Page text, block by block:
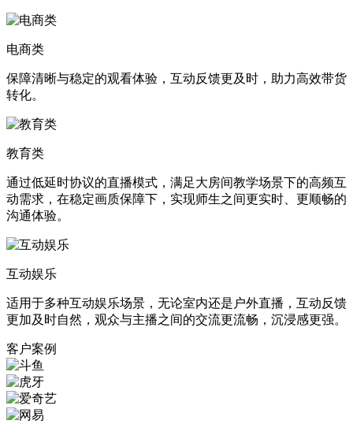
电商类
保障清晰与稳定的观看体验，互动反馈更及时，助力高效带货
转化。
教育类
通过低延时协议的直播模式，满足大房间教学场景下的高频互
动需求，在稳定画质保障下，实现师生之间更实时、更顺畅的
沟通体验。
互动娱乐
适用于多种互动娱乐场景，无论室内还是户外直播，互动反馈
更加及时自然，观众与主播之间的交流更流畅，沉浸感更强。
客户案例